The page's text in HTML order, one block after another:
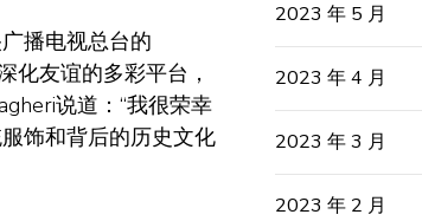
播电视总台的
化友谊的多彩平台，
说道：“我很荣幸
饰和背后的历史文化
2023 年 5 月
2023 年 4 月
2023 年 3 月
2023 年 2 月